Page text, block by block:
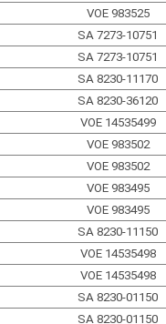
VOE 983525
SA 7273-10751
SA 7273-10751
SA 8230-11170
SA 8230-36120
VOE 14535499
VOE 983502
VOE 983502
VOE 983495
VOE 983495
SA 8230-11150
VOE 14535498
VOE 14535498
SA 8230-01150
SA 8230-01150